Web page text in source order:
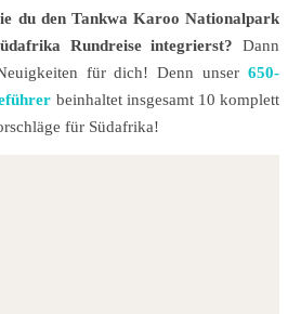
du den Tankwa Karoo Nationalpark
Rundreise integrierst? Dann
für dich! Denn unser 650-
beinhaltet insgesamt 10 komplett
für Südafrika!